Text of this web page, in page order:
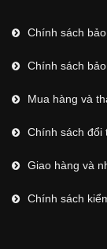
Chính sách
Chính sách
Mua hàng và
Chính sách đổi
Giao hàng và
Chính sách